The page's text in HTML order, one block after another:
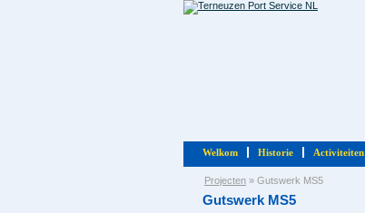
Welkom Historie Activiteiten
Projecten » Gutswerk MS5
Gutswerk MS5